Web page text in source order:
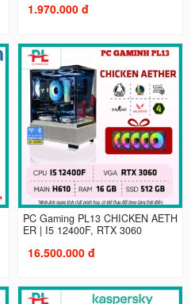
1.970.000 đ
PC Gaming PL13 CHICKEN AETH
ER | I5 12400F, RTX 3060
16.500.000 đ